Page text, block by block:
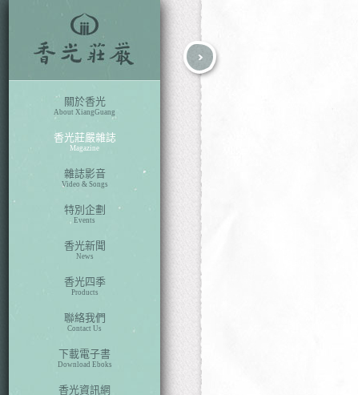
關於香光
About XiangGuang
香光莊嚴雜誌
Magazine
雜誌影音
Video & Songs
特別企劃
Events
香光新聞
News
香光四季
Products
聯絡我們
Contact Us
下載電子書
Download Eboks
香光資訊網